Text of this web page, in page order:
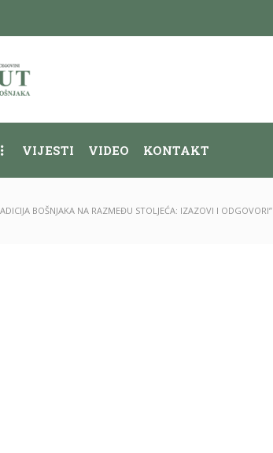
VIJESTI VIDEO KONTAKT
BOŠNJAKA NA RAZMEĐU STOLJEĆA: IZAZOVI I ODGOVORI”